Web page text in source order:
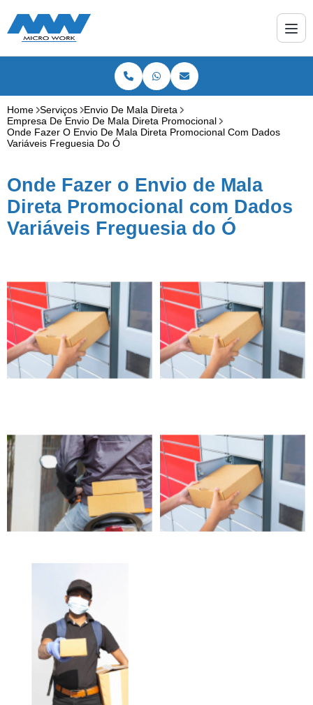
Home Serviços
Envio De Mala Direta
Empresa De Envio De Mala Direta Promocional
Onde Fazer O Envio De Mala Direta Promocional Com Dados
Variáveis Freguesia Do Ó
Onde Fazer o Envio de Mala
Direta Promocional com Dados
Variáveis Freguesia do Ó